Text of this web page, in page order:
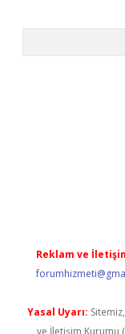
Reklam ve
Yasal Uyarı:
ve İletişim Kurumu